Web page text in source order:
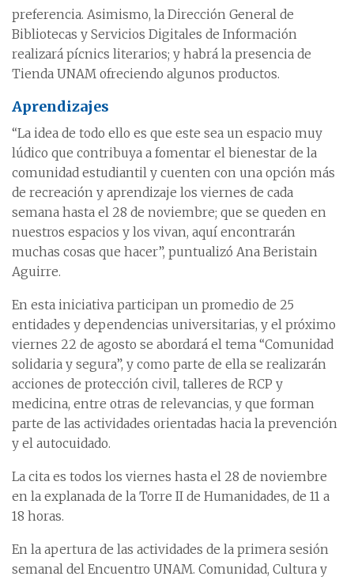
preferencia. Asimismo, la Dirección General de
Bibliotecas y Servicios Digitales de Información
realizará pícnics literarios; y habrá la presencia de
Tienda UNAM ofreciendo algunos productos.
Aprendizajes
“La idea de todo ello es que este sea un espacio muy
lúdico que contribuya a fomentar el bienestar de la
comunidad estudiantil y cuenten con una opción más
de recreación y aprendizaje los viernes de cada
semana hasta el 28 de noviembre; que se queden en
nuestros espacios y los vivan, aquí encontrarán
muchas cosas que hacer”, puntualizó Ana Beristain
Aguirre.
En esta iniciativa participan un promedio de 25
entidades y dependencias universitarias, y el próximo
viernes 22 de agosto se abordará el tema “Comunidad
solidaria y segura”, y como parte de ella se realizarán
acciones de protección civil, talleres de RCP y
medicina, entre otras de relevancias, y que forman
parte de las actividades orientadas hacia la prevención
y el autocuidado.
La cita es todos los viernes hasta el 28 de noviembre
en la explanada de la Torre II de Humanidades, de 11 a
18 horas.
En la apertura de las actividades de la primera sesión
semanal del Encuentro UNAM. Comunidad, Cultura y